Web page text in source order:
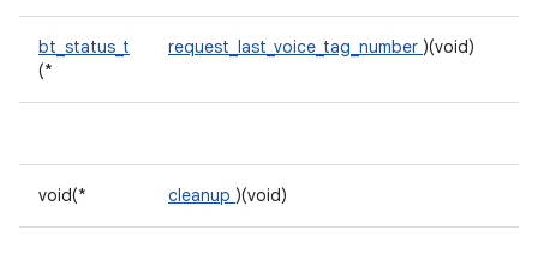
bt_status_t
(*
request_last_voice_tag_number )(void)
void(* cleanup )(void)